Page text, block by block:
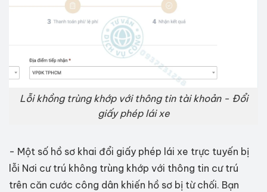
Lỗi khồng trùng khớp với thông tin tài khoản - Đổi
giấy phép lái xe
- Một số hồ sơ khai đổi giấy phép lái xe trực tuyến bị
lỗi Nơi cư trú không trùng khớp với thông tin cư trú
trên căn cước công dân khiến hồ sơ bị từ chối. Bạn